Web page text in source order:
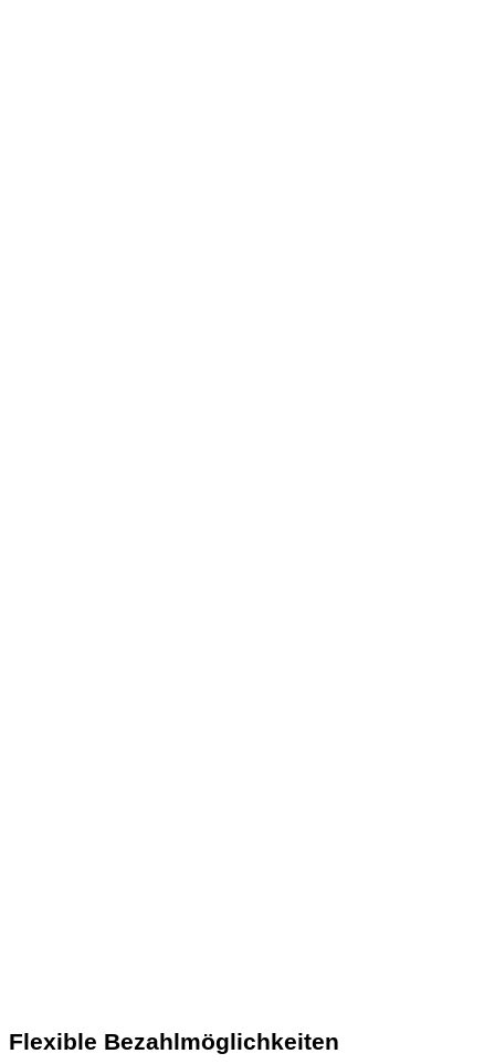
Flexible Bezahlmöglichkeiten